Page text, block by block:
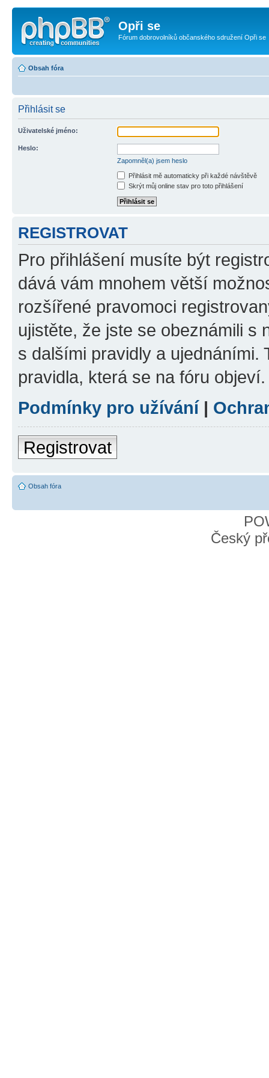
Opři se
Fórum dobrovolníků občanského sdružení Opři se
Obsah fóra
Přihlásit se
Uživatelské jméno:
Heslo:
Zapomněl(a) jsem heslo
Přihlásit mě automaticky při každé návštěvě
Skrýt můj online stav pro toto přihlášení
REGISTROVAT
Pro přihlášení musíte být
dává vám mnohem větší
rozšířené pravomoci
ujistěte, že jste se obeznámili s
s dalšími pravidly a ujednáními.
pravidla, která se na fóru objeví.
Podmínky pro užívání |
Registrovat
Obsah fóra
Český